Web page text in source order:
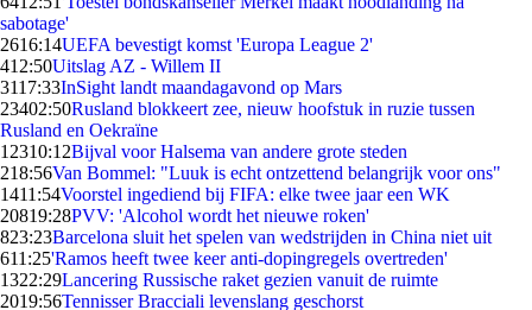
sabotage'
2616:14UEFA bevestigt komst 'Europa League 2'
412:50Uitslag AZ - Willem II
3117:33InSight landt maandagavond op Mars
23402:50Rusland blokkeert zee, nieuw hoofstuk in ruzie tussen
Rusland en Oekraïne
12310:12Bijval voor Halsema van andere grote steden
218:56Van Bommel: "Luuk is echt ontzettend belangrijk voor ons"
1411:54Voorstel ingediend bij FIFA: elke twee jaar een WK
20819:28PVV: 'Alcohol wordt het nieuwe roken'
823:23Barcelona sluit het spelen van wedstrijden in China niet uit
611:25'Ramos heeft twee keer anti-dopingregels overtreden'
1322:29Lancering Russische raket gezien vanuit de ruimte
2019:56Tennisser Bracciali levenslang geschorst